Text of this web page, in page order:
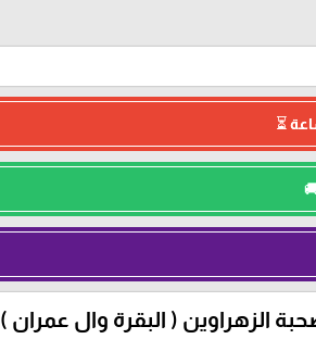
الزهراوين ( البقرة وال عمران )